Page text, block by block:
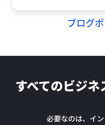
ブログ
すべてのビジ
必要なのは、イ